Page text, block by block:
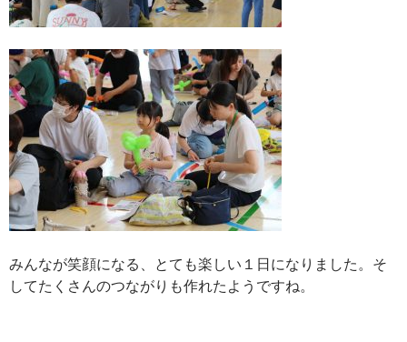
みんなが笑顔になる、とても楽しい１日になりました。そ
してたくさんのつながりも作れたようですね。